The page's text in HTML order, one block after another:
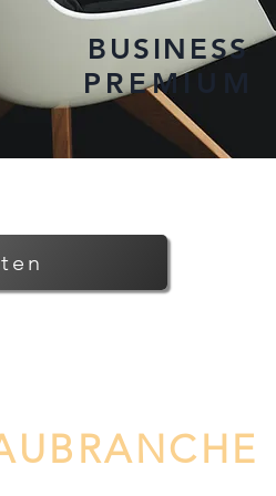
BUSINESS
PREMIUM